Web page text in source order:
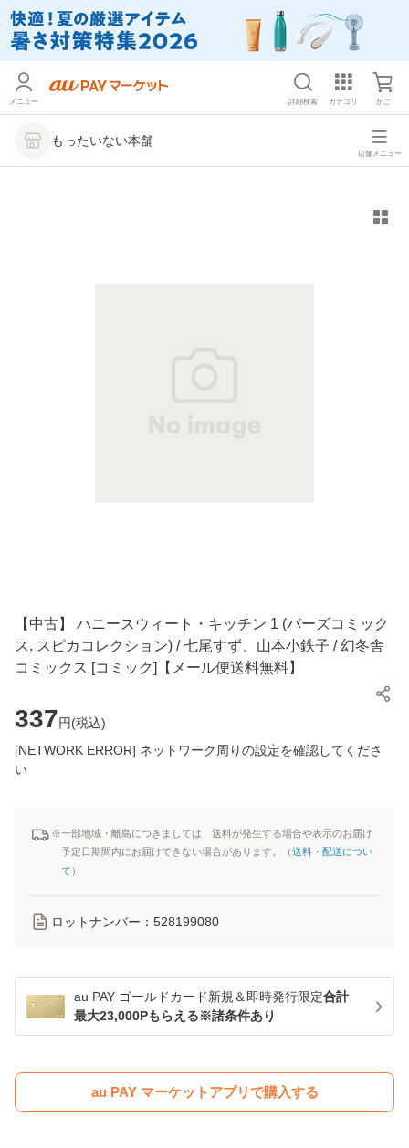
メニュー 詳細検索 カテゴリ かご
もったいない本舗
店舗メニュー
【中古】 ハニースウィート・キッチン 1 (バーズコミック
ス. スピカコレクション) / 七尾すず、山本小鉄子 / 幻冬舎
コミックス [コミック]【メール便送料無料】
337円(税込)
[NETWORK ERROR] ネットワーク周りの設定を確認してくださ
い
※一部地域・離島につきましては、送料が発生する場合や表示のお届け
予定日期間内にお届けできない場合があります。（送料・配送につい
て ）
ロットナンバー： 528199080
au PAY ゴールドカード新規＆即時発行限定合計
最大23,000Pもらえる※諸条件あり
au PAY マーケットアプリで購入する